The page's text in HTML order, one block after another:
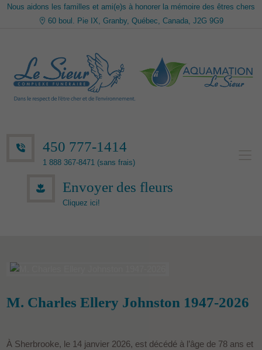
Nous aidons les familles et ami(e)s à honorer la mémoire des êtres chers
60 boul. Pie IX, Granby, Québec, Canada, J2G 9G9
450 777-1414
1 888 367-8471 (sans frais)
Envoyer des fleurs
Cliquez ici!
M. Charles Ellery Johnston 1947-2026
À Sherbrooke, le 14 janvier 2026, est décédé à l’âge de 78 ans et